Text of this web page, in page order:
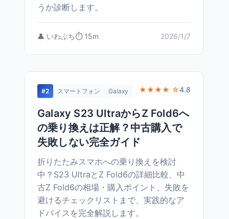
うか診断します。
👤 いわぶち⏱️ 15m 2026/1/7
#2 スマートフォン Galaxy ★★★★ ☆4.8
Galaxy S23 UltraからZ Fold6へ
の乗り換えは正解？中古購入で
失敗しない完全ガイド
折りたたみスマホへの乗り換えを検討
中？S23 UltraとZ Fold6の詳細比較、中
古Z Fold6の相場・購入ポイント、失敗を
避けるチェックリストまで、実践的なア
ドバイスを完全解説します。